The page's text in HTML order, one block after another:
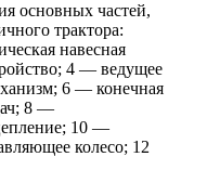
основных частей,
трактора:
навесная
4 — ведущее
6 — конечная
8 —
10 —
колесо; 12